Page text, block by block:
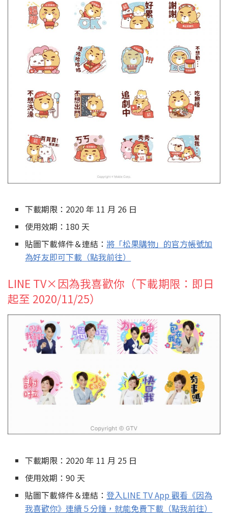
下載期限：2020 年 11 月 26 日
使用效期：180 天
貼圖下載條件＆連結： 將「松果購物」的官方帳號加
為好友即可下載（點我前往）
LINE TV×因為我喜歡你（下載期限：即日
起至 2020/11/25）
下載期限：2020 年 11 月 25 日
使用效期：90 天
貼圖下載條件＆連結：登入LINE TV App 觀看《因為
我喜歡你》連續５分鐘，就能免費下載（點我前往）